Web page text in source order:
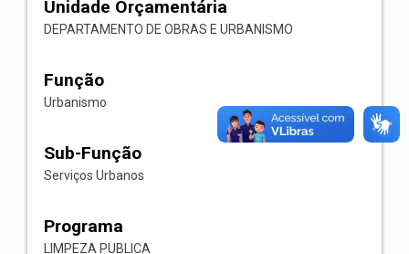
Unidade Orçamentária
DEPARTAMENTO DE OBRAS E URBANISMO
Função
Urbanismo
Sub-Função
Serviços Urbanos
Programa
LIMPEZA PUBLICA